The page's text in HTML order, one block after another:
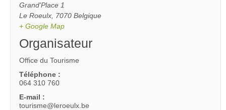
Grand'Place 1
Le Roeulx, 7070 Belgique
+ Google Map
Organisateur
Office du Tourisme
Téléphone :
064 310 760
E-mail :
tourisme@leroeulx.be